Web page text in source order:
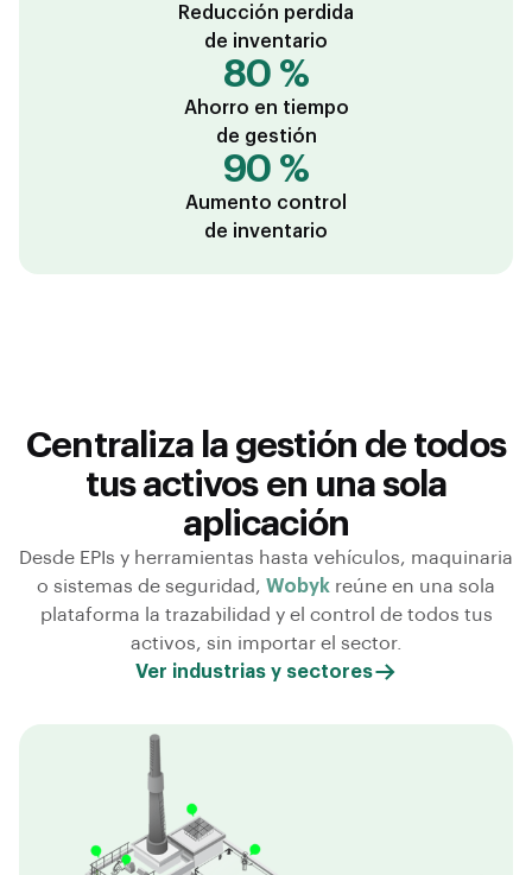
Reducción perdida
de inventario
80 %
Ahorro en tiempo
de gestión
90 %
Aumento control
de inventario
Centraliza la gestión de todos
tus activos en una sola
aplicación
Desde EPIs y herramientas hasta vehículos, maquinaria
o sistemas de seguridad, Wobyk reúne en una sola
plataforma la trazabilidad y el control de todos tus
activos, sin importar el sector.
Ver industrias y sectores